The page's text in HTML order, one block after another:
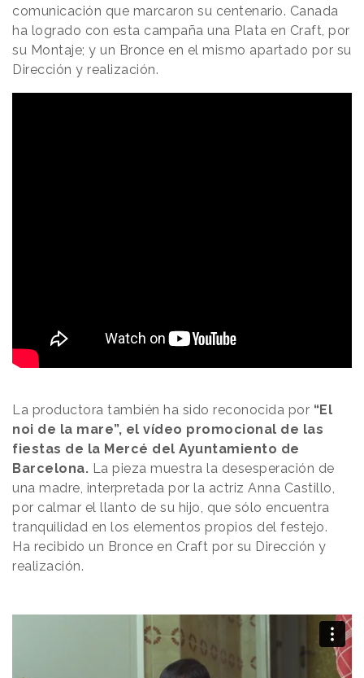
comunicación que marcaron su centenario. Canada
ha logrado con esta campaña una Plata en Craft, por
su Montaje; y un Bronce en el mismo apartado por su
Dirección y realización.
La productora también ha sido reconocida por “El
noi de la mare”, el vídeo promocional de las
fiestas de la Mercé del Ayuntamiento de
Barcelona. La pieza muestra la desesperación de
una madre, interpretada por la actriz Anna Castillo,
por calmar el llanto de su hijo, que sólo encuentra
tranquilidad en los elementos propios del festejo.
Ha recibido un Bronce en Craft por su Dirección y
realización.